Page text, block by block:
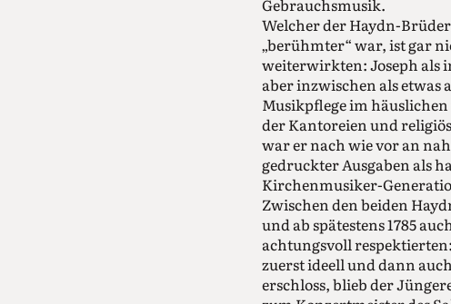
Gebrauchsmusik.
Welcher der Haydn-
„berühmter“ war, ist gar
weiterwirkten: Joseph als
aber inzwischen als
Musikpflege im
der Kantoreien und
war er nach wie vor an
gedruckter Ausgaben als
Kirchenmusiker-
Zwischen den beiden
und ab spätestens 1785
achtungsvoll
zuerst ideell und dann
erschloss, blieb der